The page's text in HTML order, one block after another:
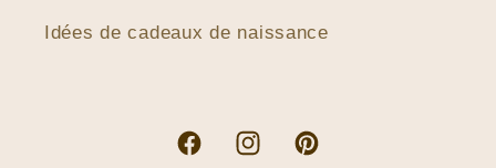
Idées de cadeaux de naissance
FacebookInstagramPinterest